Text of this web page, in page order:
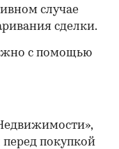
случае
сделки.
с помощью
покупкой